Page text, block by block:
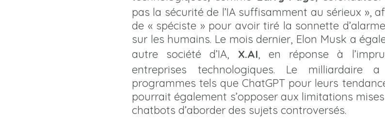
pas la sécurité de l’IA suffisamment au sérieux »,
de « spéciste » pour avoir tiré la sonnette
sur les humains. Le mois dernier, Elon Musk a
autre société d’IA, X.AI, en réponse à
entreprises technologiques. Le milliardaire
programmes tels que ChatGPT pour leurs
pourrait également s’opposer aux limitations
chatbots d’aborder des sujets controversés.